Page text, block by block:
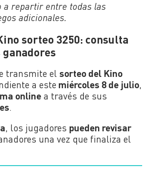
a repartir entre todas las
adicionales.
sorteo 3250: consulta
transmite el sorteo del Kino
a este miércoles 8 de julio,
online a través de sus
.
, los jugadores pueden revisar
una vez que finaliza el